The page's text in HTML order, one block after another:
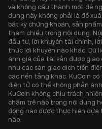
và không cấu thành một đề
dung này không phải là đề
bất kỳ chứng khoán, sản
tham chiếu trong nội dung.
đầu tư, lời khuyên tài chính,
thức lời khuyên nào khác. Dữ
ánh giá của tài sản được giao
như các sàn giao dịch tiền
các nền tảng khác. KuCoin
điện tử có thể không phản
KuCoin không chịu trách
chậm trễ nào trong nội dung
động nào được thực hiện
nào.